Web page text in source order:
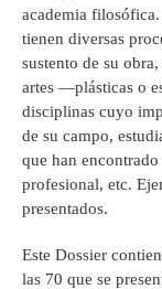
academia
tienen diversas
sustento de su
artes —plásticas o
disciplinas cuyo
de su campo,
que han
profesional, etc.
presentados.
Este Dossier
las 70 que se